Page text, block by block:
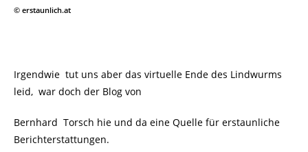
© erstaunlich.at
Irgendwie tut uns aber das virtuelle Ende des Lindwurms
leid, war doch der Blog von
Bernhard Torsch hie und da eine Quelle für erstaunliche
Berichterstattungen.